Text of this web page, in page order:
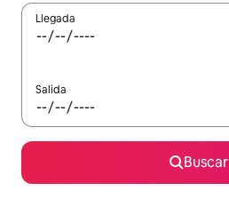
Llegada
Salida
Buscar